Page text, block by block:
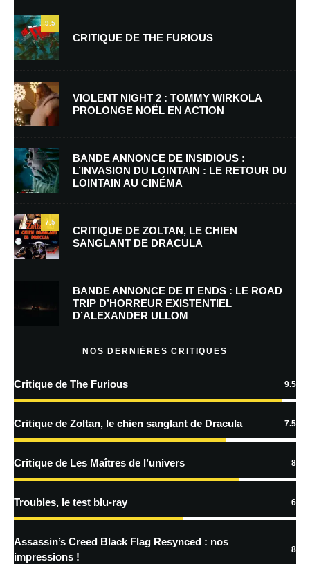
Nom*
E-mail* Site web
Enregistrer mon nom, mon e-mail et mon site dans le navigateur pour
mon prochain commentaire.
plus sur la façon dont les données de vos commentaires sont
9.5
CRITIQUE DE THE FURIOUS
VIOLENT NIGHT 2 : TOMMY WIRKOLA
PROLONGE NOËL EN ACTION
BANDE ANNONCE DE INSIDIOUS :
L’INVASION DU LOINTAIN : LE RETOUR DU
LOINTAIN AU CINÉMA
7.5
CRITIQUE DE ZOLTAN, LE CHIEN
SANGLANT DE DRACULA
BANDE ANNONCE DE IT ENDS : LE ROAD
TRIP D’HORREUR EXISTENTIEL
D’ALEXANDER ULLOM
NOS DERNIÈRES CRITIQUES
Critique de The Furious 9.5
Critique de Zoltan, le chien sanglant de Dracula 7.5
Critique de Les Maîtres de l’univers 8
Troubles, le test blu-ray 6
Assassin’s Creed Black Flag Resynced : nos
impressions !
8